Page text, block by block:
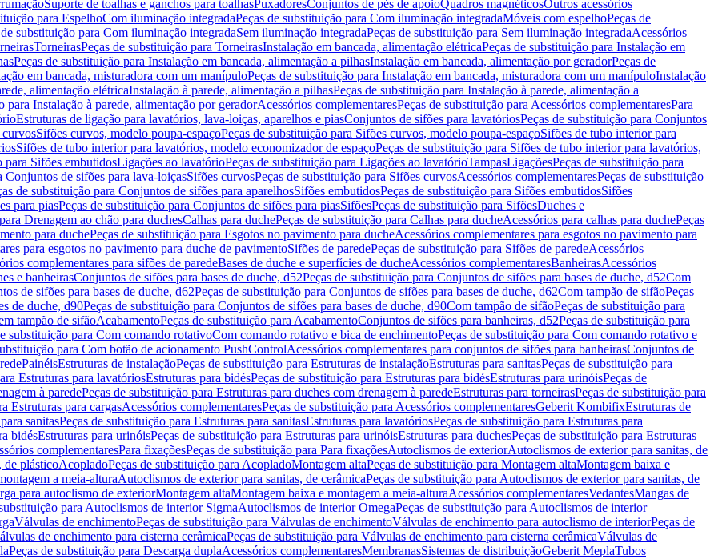
Suporte de toalhas e ganchos para toalhasPuxadoresConjuntos de pés de apoioQuadros magnéticosOutros acessórios
para EspelhoCom iluminação integradaPeças de substituição para Com iluminação integradaMóveis com espelhoPeças de
de substituição para Com iluminação integradaSem iluminação integradaPeças de substituição para Sem iluminação integradaAcessórios
TorneirasPeças de substituição para TorneirasInstalação em bancada, alimentação elétricaPeças de substituição para Instalação em
Peças de substituição para Instalação em bancada, alimentação a pilhasInstalação em bancada, alimentação por geradorPeças de
em bancada, misturadora com um manípuloPeças de substituição para Instalação em bancada, misturadora com um manípuloInstalação
alimentação elétricaInstalação à parede, alimentação a pilhasPeças de substituição para Instalação à parede, alimentação a
para Instalação à parede, alimentação por geradorAcessórios complementaresPeças de substituição para Acessórios complementaresPara
Estruturas de ligação para lavatórios, lava-loiças, aparelhos e piasConjuntos de sifões para lavatóriosPeças de substituição para Conjuntos
curvosSifões curvos, modelo poupa-espaçoPeças de substituição para Sifões curvos, modelo poupa-espaçoSifões de tubo interior para
Sifões de tubo interior para lavatórios, modelo economizador de espaçoPeças de substituição para Sifões de tubo interior para lavatórios,
para Sifões embutidosLigações ao lavatórioPeças de substituição para Ligações ao lavatórioTampasLigaçõesPeças de substituição para
Conjuntos de sifões para lava-loiçasSifões curvosPeças de substituição para Sifões curvosAcessórios complementaresPeças de substituição
de substituição para Conjuntos de sifões para aparelhosSifões embutidosPeças de substituição para Sifões embutidosSifões
para piasPeças de substituição para Conjuntos de sifões para piasSifõesPeças de substituição para SifõesDuches e
Drenagem ao chão para duchesCalhas para duchePeças de substituição para Calhas para ducheAcessórios para calhas para duchePeças
para duchePeças de substituição para Esgotos no pavimento para ducheAcessórios complementares para esgotos no pavimento para
para esgotos no pavimento para duche de pavimentoSifões de paredePeças de substituição para Sifões de paredeAcessórios
complementares para sifões de paredeBases de duche e superfícies de ducheAcessórios complementaresBanheirasAcessórios
e banheirasConjuntos de sifões para bases de duche, d52Peças de substituição para Conjuntos de sifões para bases de duche, d52Com
de sifões para bases de duche, d62Peças de substituição para Conjuntos de sifões para bases de duche, d62Com tampão de sifãoPeças
de duche, d90Peças de substituição para Conjuntos de sifões para bases de duche, d90Com tampão de sifãoPeças de substituição para
tampão de sifãoAcabamentoPeças de substituição para AcabamentoConjuntos de sifões para banheiras, d52Peças de substituição para
substituição para Com comando rotativoCom comando rotativo e bica de enchimentoPeças de substituição para Com comando rotativo e
para Com botão de acionamento PushControlAcessórios complementares para conjuntos de sifões para banheirasConjuntos de
PainéisEstruturas de instalaçãoPeças de substituição para Estruturas de instalaçãoEstruturas para sanitasPeças de substituição para
Estruturas para lavatóriosEstruturas para bidésPeças de substituição para Estruturas para bidésEstruturas para urinóisPeças de
à paredePeças de substituição para Estruturas para duches com drenagem à paredeEstruturas para torneirasPeças de substituição para
Estruturas para cargasAcessórios complementaresPeças de substituição para Acessórios complementaresGeberit KombifixEstruturas de
sanitasPeças de substituição para Estruturas para sanitasEstruturas para lavatóriosPeças de substituição para Estruturas para
bidésEstruturas para urinóisPeças de substituição para Estruturas para urinóisEstruturas para duchesPeças de substituição para Estruturas
complementaresPara fixaçõesPeças de substituição para Para fixaçõesAutoclismos de exteriorAutoclismos de exterior para sanitas, de
de plásticoAcopladoPeças de substituição para AcopladoMontagem altaPeças de substituição para Montagem altaMontagem baixa e
a meia-alturaAutoclismos de exterior para sanitas, de cerâmicaPeças de substituição para Autoclismos de exterior para sanitas, de
para autoclismo de exteriorMontagem altaMontagem baixa e montagem a meia-alturaAcessórios complementaresVedantesMangas de
para Autoclismos de interior SigmaAutoclismos de interior OmegaPeças de substituição para Autoclismos de interior
Válvulas de enchimentoPeças de substituição para Válvulas de enchimentoVálvulas de enchimento para autoclismo de interiorPeças de
de enchimento para cisterna cerâmicaPeças de substituição para Válvulas de enchimento para cisterna cerâmicaVálvulas de
Peças de substituição para Descarga duplaAcessórios complementaresMembranasSistemas de distribuiçãoGeberit MeplaTubos